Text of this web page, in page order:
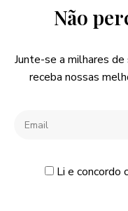
Não
Junte-se a milhares
receba nossas
Li e concordo